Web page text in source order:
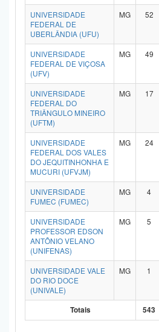
UNIVERSIDADE
FEDERAL DE
UBERLÂNDIA (UFU)
MG 52
UNIVERSIDADE
FEDERAL DE VIÇOSA
(UFV)
MG 49
UNIVERSIDADE
FEDERAL DO
TRIÂNGULO MINEIRO
(UFTM)
MG 17
UNIVERSIDADE
FEDERAL DOS VALES
DO JEQUITINHONHA E
MUCURI (UFVJM)
MG 24
UNIVERSIDADE
FUMEC (FUMEC)
MG 4
UNIVERSIDADE
PROFESSOR EDSON
ANTÔNIO VELANO
(UNIFENAS)
MG 5
UNIVERSIDADE VALE
DO RIO DOCE
(UNIVALE)
MG 1
Totais 543